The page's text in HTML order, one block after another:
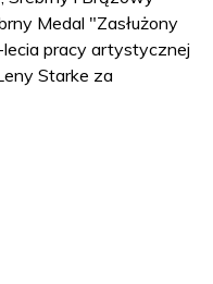
Medal "Zasłużony
pracy artystycznej
Starke za